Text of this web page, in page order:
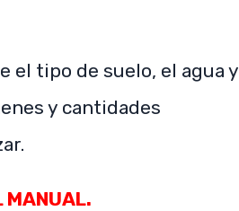
el tipo de suelo, el agua y
y cantidades
MANUAL.